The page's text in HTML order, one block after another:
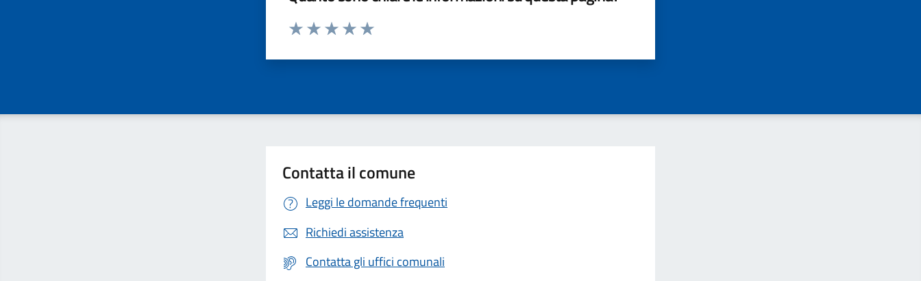
Valuta da 1 a 5 stelle la pagina
Contatta il comune
Leggi le domande frequenti
Richiedi assistenza
Contatta gli uffici comunali